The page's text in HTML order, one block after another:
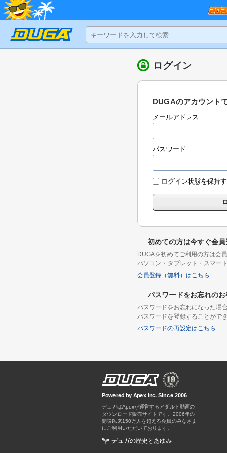
ログイン
DUGAのアカウント
メールアドレス
パスワード
ログイン状態を保持
初めての方は今すぐ会員
DUGAを初めてご利用の方は会
パソコン・タブレット・スマー
会員登録（無料）はこちら
パスワードをお忘れのお
パスワードをお忘れになった場
パスワードを登録することができ
パスワードの再設定はこちら
Powered by Apex Inc. Since 2006
デュガはApexが運営するアダルト動画の
ダウンロード販売サイトです。
デュガの歴史とあゆみ